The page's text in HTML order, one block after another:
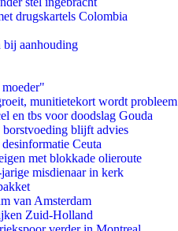
drugskartels Colombia
bij aanhouding
munitietekort wordt probleem
en tbs voor doodslag Gouda
blijft advies
Ceuta
met blokkade olieroute
misdienaar in kerk
van Amsterdam
Zuid-Holland